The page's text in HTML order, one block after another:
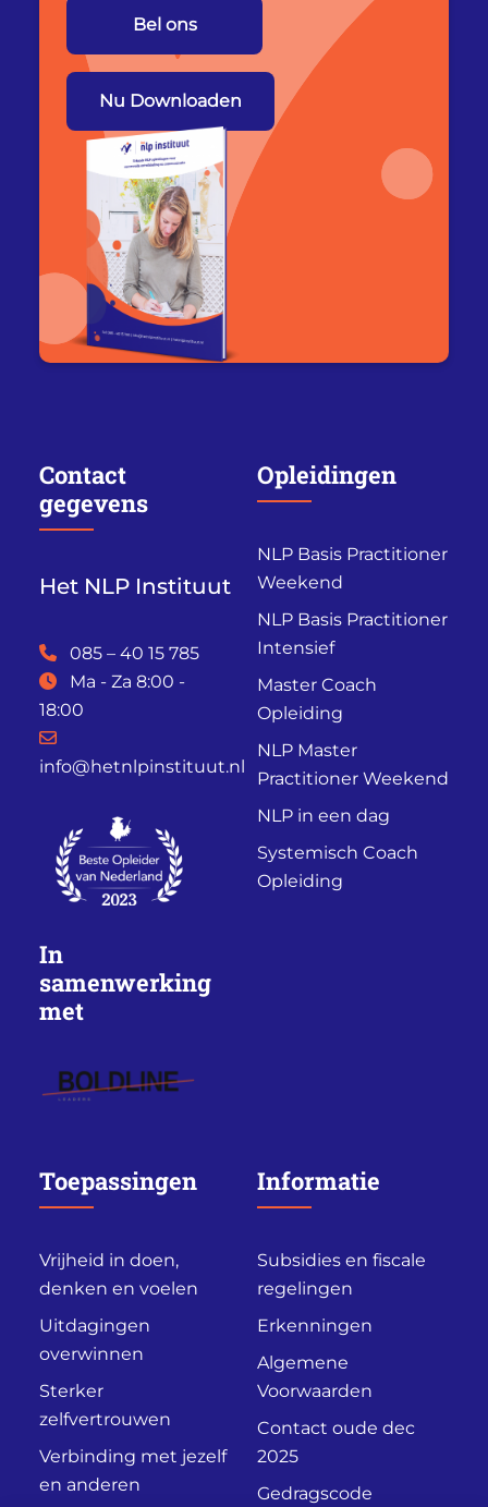
Bel ons
Nu Downloaden
Contact
gegevens
Het NLP Instituut
085 – 40 15 785
Ma - Za 8:00 -
18:00
info@hetnlpinstituut.nl
In
samenwerking
met
Opleidingen
NLP Basis Practitioner
Weekend
NLP Basis Practitioner
Intensief
Master Coach
Opleiding
NLP Master
Practitioner Weekend
NLP in een dag
Systemisch Coach
Opleiding
Toepassingen
Vrijheid in doen,
denken en voelen
Uitdagingen
overwinnen
Sterker
zelfvertrouwen
Verbinding met jezelf
en anderen
Informatie
Subsidies en fiscale
regelingen
Erkenningen
Algemene
Voorwaarden
Contact oude dec
2025
Gedragscode